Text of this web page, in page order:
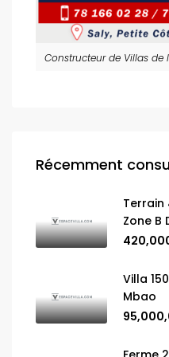
Constructeur de Villas de
Récemment
Terrain
Zone B
Villa
Mbao